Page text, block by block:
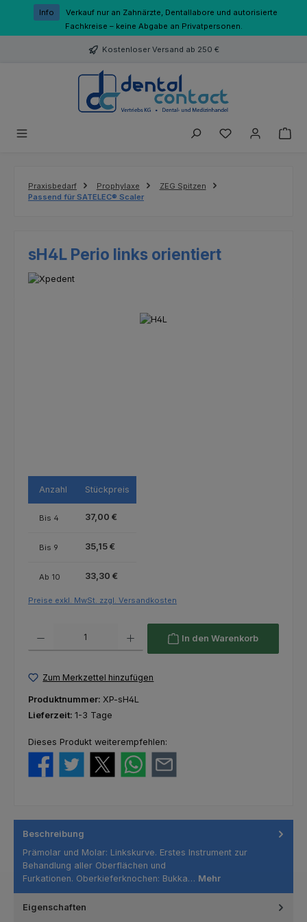
Zum Hauptinhalt springen
Info
Verkauf nur an Zahnärzte, Dentallabore und autorisierte
Fachkreise – keine Abgabe an Privatpersonen.
Kostenloser Versand ab 250 €
Du hast 0
Praxisbedarf Prophylaxe
ZEG Spitzen
Passend für SATELEC® Scaler
sH4L Perio links orientiert
Anzahl Stückpreis
Bis 4 37,00 €
Bis 9 35,15 €
Ab 10 33,30 €
Preise exkl. MwSt. zzgl. Versandkosten
In den Warenkorb
Zum Merkzettel hinzufügen
Produktnummer: XP-sH4L
Lieferzeit: 1-3 Tage
Dieses Produkt weiterempfehlen:
Beschreibung
Prämolar und Molar: Linkskurve. Erstes Instrument zur
Behandlung aller Oberflächen und
Furkationen. Oberkieferknochen: Bukka… Mehr
Eigenschaften